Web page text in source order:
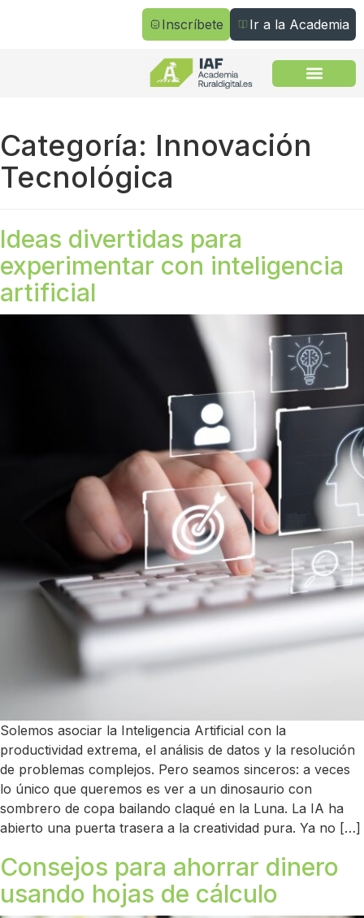
Inscríbete Ir a la Academia
Categoría: Innovación
Tecnológica
Ideas divertidas para
experimentar con inteligencia
artificial
Solemos asociar la Inteligencia Artificial con la
productividad extrema, el análisis de datos y la resolución
de problemas complejos. Pero seamos sinceros: a veces
lo único que queremos es ver a un dinosaurio con
sombrero de copa bailando claqué en la Luna. La IA ha
abierto una puerta trasera a la creatividad pura. Ya no […]
Consejos para ahorrar dinero
usando hojas de cálculo